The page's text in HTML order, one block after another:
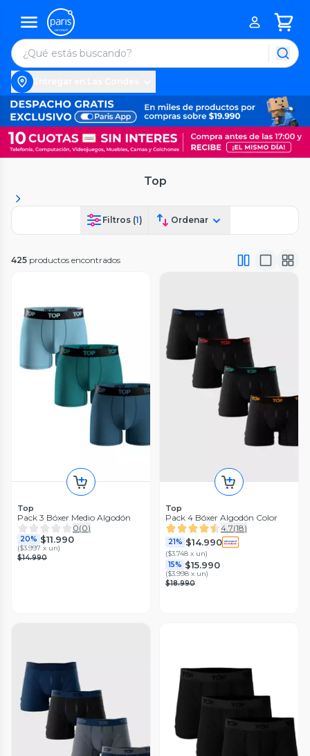
Top
Filtros (1) Ordenar
425 productos encontrados
Top
Pack 3 Bóxer Medio Algodón
0(0)
20% $11.990
($3.997 x un)
$14.990
Top
Pack 4 Bóxer Algodón Color
4.7(18)
21% $14.990
($3.748 x un)
15% $15.990
($3.998 x un)
$18.990